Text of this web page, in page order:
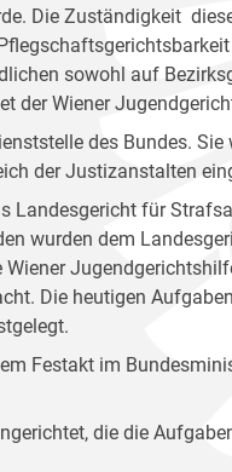
Die Zuständigkeit
sowohl auf
der Wiener
des Bundes. Sie
der Justizanstalten
Landesgericht für
wurden dem
Wiener
Die heutigen
Festakt im
die die